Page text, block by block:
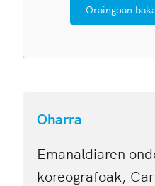
Oraingoan
Oharra
Emanaldiaren
koreografoak,